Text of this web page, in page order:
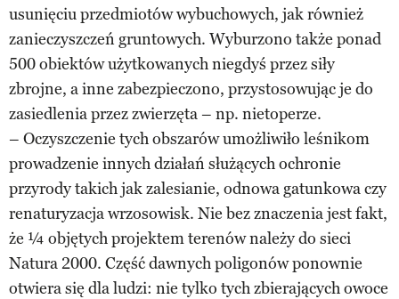
usunięciu przedmiotów wybuchowych, jak również
zanieczyszczeń gruntowych. Wyburzono także ponad
500 obiektów użytkowanych niegdyś przez siły
zbrojne, a inne zabezpieczono, przystosowując je do
zasiedlenia przez zwierzęta – np. nietoperze.
– Oczyszczenie tych obszarów umożliwiło leśnikom
prowadzenie innych działań służących ochronie
przyrody takich jak zalesianie, odnowa gatunkowa czy
renaturyzacja wrzosowisk. Nie bez znaczenia jest fakt,
że ¼ objętych projektem terenów należy do sieci
Natura 2000. Część dawnych poligonów ponownie
otwiera się dla ludzi: nie tylko tych zbierających owoce